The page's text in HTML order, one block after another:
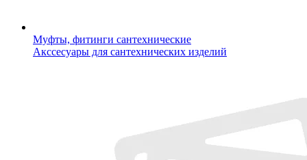
Муфты, фитинги сантехнические
Акссесуары для сантехнических изделий